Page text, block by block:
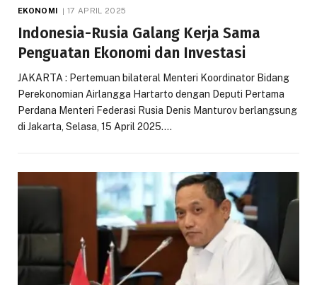
EKONOMI 17 APRIL 2025
Indonesia-Rusia Galang Kerja Sama
Penguatan Ekonomi dan Investasi
JAKARTA : Pertemuan bilateral Menteri Koordinator Bidang
Perekonomian Airlangga Hartarto dengan Deputi Pertama
Perdana Menteri Federasi Rusia Denis Manturov berlangsung
di Jakarta, Selasa, 15 April 2025.…